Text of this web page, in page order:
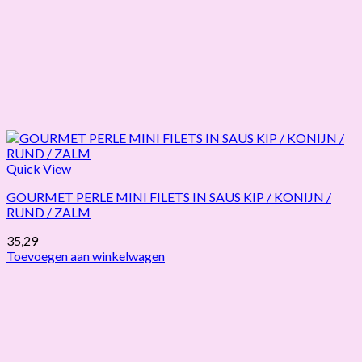
Quick View
GOURMET PERLE MINI FILETS IN SAUS KIP / KONIJN /
RUND / ZALM
35,29
Toevoegen aan winkelwagen